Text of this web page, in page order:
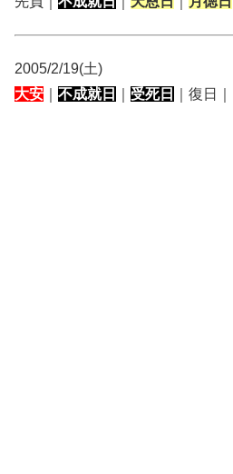
2005/2/19(土)
大安
不成就日 受死日 ｜復日